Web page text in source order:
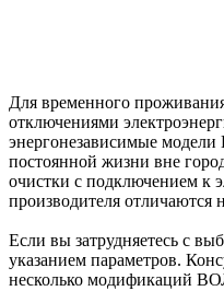
Для временного
отключениями
энергонезависимые
постоянной жизни вне
очистки с подключением к
производителя отличаются
Если вы затрудняетесь с
указанием параметров.
несколько модификаций